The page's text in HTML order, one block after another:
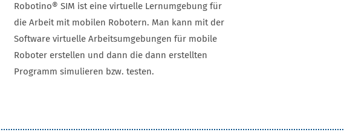
Robotino® SIM ist eine virtuelle Lernumgebung für
die Arbeit mit mobilen Robotern. Man kann mit der
Software virtuelle Arbeitsumgebungen für mobile
Roboter erstellen und dann die dann erstellten
Programm simulieren bzw. testen.